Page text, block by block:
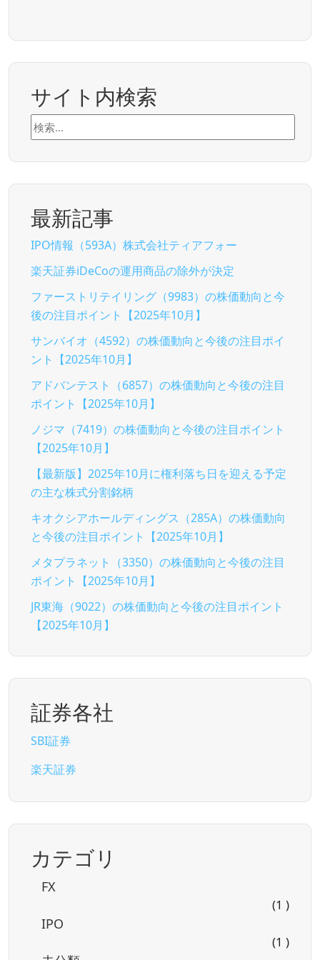
サイト内検索
検
索:
最新記事
IPO情報（593A）株式会社ティアフォー
楽天証券iDeCoの運用商品の除外が決定
ファーストリテイリング（9983）の株価動向と今
後の注目ポイント【2025年10月】
サンバイオ（4592）の株価動向と今後の注目ポイ
ント【2025年10月】
アドバンテスト（6857）の株価動向と今後の注目
ポイント【2025年10月】
ノジマ（7419）の株価動向と今後の注目ポイント
【2025年10月】
【最新版】2025年10月に権利落ち日を迎える予定
の主な株式分割銘柄
キオクシアホールディングス（285A）の株価動向
と今後の注目ポイント【2025年10月】
メタプラネット（3350）の株価動向と今後の注目
ポイント【2025年10月】
JR東海（9022）の株価動向と今後の注目ポイント
【2025年10月】
証券各社
SBI証券
楽天証券
カテゴリ
FX
(1 )
IPO
(1 )